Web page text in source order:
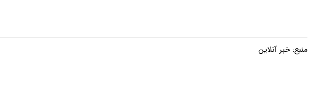
منبع: خبر آنلاین